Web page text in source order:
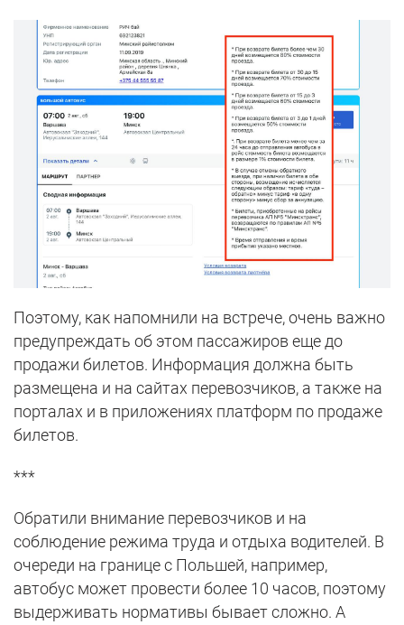
Поэтому, как напомнили на встрече, очень важно
предупреждать об этом пассажиров еще до
продажи билетов. Информация должна быть
размещена и на сайтах перевозчиков, а также на
порталах и в приложениях платформ по продаже
билетов.
***
Обратили внимание перевозчиков и на
соблюдение режима труда и отдыха водителей. В
очереди на границе с Польшей, например,
автобус может провести более 10 часов, поэтому
выдерживать нормативы бывает сложно. А